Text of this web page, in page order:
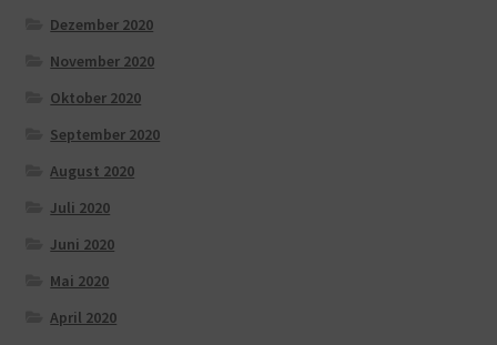
Dezember 2020
November 2020
Oktober 2020
September 2020
August 2020
Juli 2020
Juni 2020
Mai 2020
April 2020